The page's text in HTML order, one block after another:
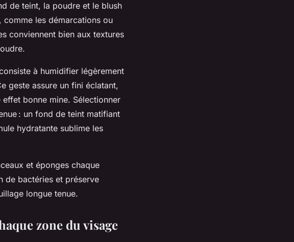
de teint, la poudre et le blush
les démarcations ou
conviennent bien aux textures
à humidifier légèrement
geste assure un fini éclatant,
bonne mine. Sélectionner
: un fond de teint matifiant
hydratante sublime les
et éponges chaque
de bactéries et préserve
longue tenue.
zone du visage